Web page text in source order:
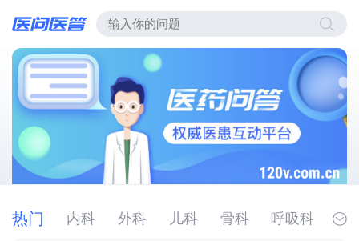
热门 内科 外科 儿科 骨科
呼吸科